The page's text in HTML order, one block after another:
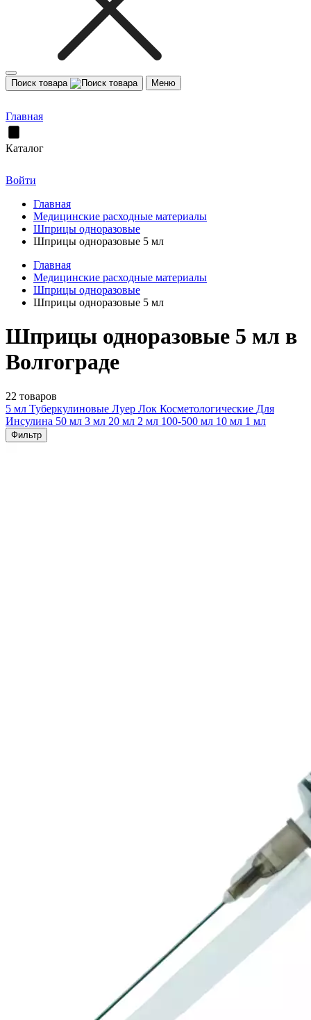
Поиск товара Меню
Главная
Каталог
Войти
Главная
Медицинские расходные материалы
Шприцы одноразовые
Шприцы одноразовые 5 мл
Главная
Медицинские расходные материалы
Шприцы одноразовые
Шприцы одноразовые 5 мл
Шприцы одноразовые 5 мл в
Волгограде
22 товаров
5 мл Туберкулиновые Луер Лок Косметологические Для
Инсулина 50 мл 3 мл 20 мл 2 мл 100-500 мл 10 мл 1 мл
Фильтр